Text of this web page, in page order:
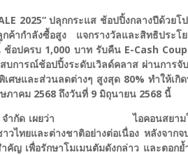
2025” ปลุกกระแส ช้อปปิ้งกลางปีด้วย
ค้ากำลังซื้อสูง แจกรางวัลและสิทธิประ
อปครบ 1,000 บาท รับคืน E-Cash
บการณ์ช้อปปิ้งระดับเวิลด์คลาส ผ่านการ
ษและส่วนลดต่างๆ สูงสุด 80% ทำให้เกิ
าคม 2568 ถึงวันที่ 9 มิถุนายน 2568 นี้
สยาม จำกัด เผยว่า ไอคอนสยามใ
ไทยและต่างชาติอย่างต่อเนื่อง หลังจาก
คัญ เพื่อรักษาโมเมนตัมดังกล่าว และตอก